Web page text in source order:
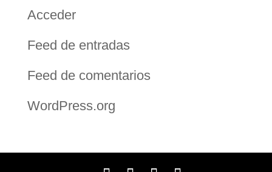
Acceder
Feed de entradas
Feed de comentarios
WordPress.org